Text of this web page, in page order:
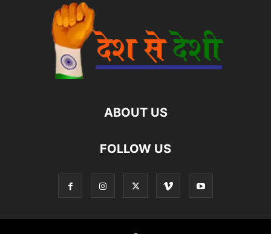
ABOUT US
FOLLOW US